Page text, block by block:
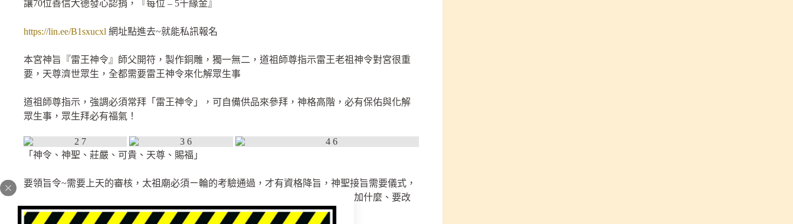
讓70位善信大德發心認捐，『每位 – 5千緣金』
https://lin.ee/B1sxucxl 網址點進去~就能私訊報名
本宮神旨『雷王神令』師父開符，製作銅雕，獨一無二，道祖師尊指示雷王老祖神令對宮很重
要，天尊濟世眾生，全都需要雷王神令來化解眾生事
道祖師尊指示，強調必須常拜「雷王神令」，可自備供品來參拜，神格高階，必有保佑與化解
眾生事，眾生拜必有福氣！
「神令、神聖、莊嚴、可貴、天尊、賜福」
要領旨令~需要上天的審核，太祖廟必須ㄧ輪的考驗通過，才有資格降旨，神聖接旨需要儀式，
師父依照『道祖師尊』所指示樣式製作，神明指示要多大旨令、要什麼樣式、要加什麼、要改
什麼、要怎樣呈現方式都由師尊指示所打造出來。